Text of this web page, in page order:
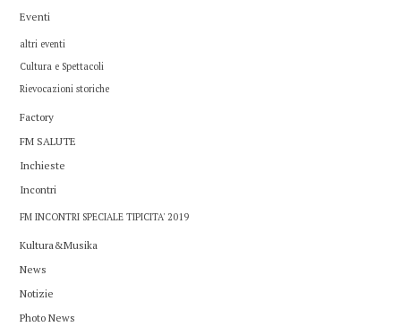
Eventi
altri eventi
Cultura e Spettacoli
Rievocazioni storiche
Factory
FM SALUTE
Inchieste
Incontri
FM INCONTRI SPECIALE TIPICITA' 2019
Kultura&Musika
News
Notizie
Photo News